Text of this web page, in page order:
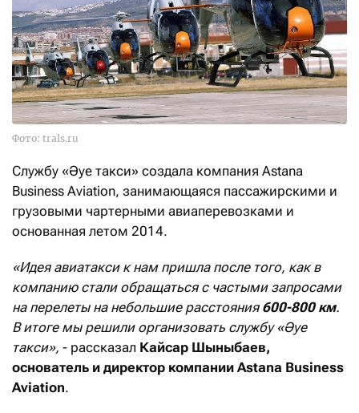
Фото: trals.ru
Службу «Әуе такси» создала компания Astana
Business Aviation, занимающаяся пассажирскими и
грузовыми чартерными авиаперевозками и
основанная летом 2014.
«Идея авиатакси к нам пришла после того, как в
компанию стали обращаться с частыми запросами
на перелеты на небольшие расстояния600-800 км.
В итоге мы решили организовать службу «Әуе
такси», - рассказал Кайсар Шыныбаев,
основатель и директор компании Astana Business
Aviation.